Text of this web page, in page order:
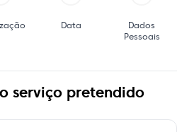
Data
Dados
Pessoais
serviço pretendido